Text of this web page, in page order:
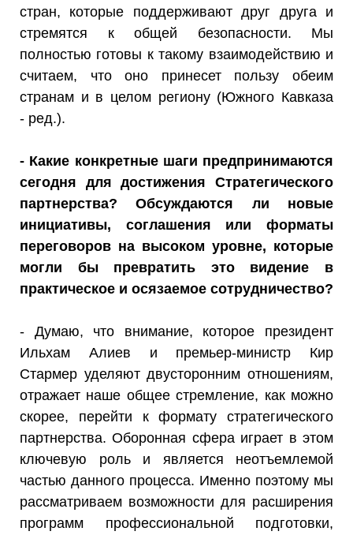
стран, которые поддерживают друг друга и
стремятся к общей безопасности. Мы
полностью готовы к такому взаимодействию и
считаем, что оно принесет пользу обеим
странам и в целом региону (Южного Кавказа
- ред.).
- Какие конкретные шаги предпринимаются
сегодня для достижения Стратегического
партнерства? Обсуждаются ли новые
инициативы, соглашения или форматы
переговоров на высоком уровне, которые
могли бы превратить это видение в
практическое и осязаемое сотрудничество?
- Думаю, что внимание, которое президент
Ильхам Алиев и премьер-министр Кир
Стармер уделяют двусторонним отношениям,
отражает наше общее стремление, как можно
скорее, перейти к формату стратегического
партнерства. Оборонная сфера играет в этом
ключевую роль и является неотъемлемой
частью данного процесса. Именно поэтому мы
рассматриваем возможности для расширения
программ профессиональной подготовки,